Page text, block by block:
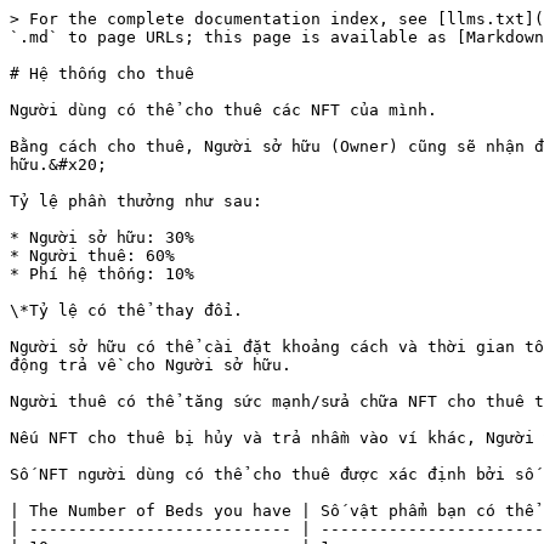
> For the complete documentation index, see
`.md` to page URLs; this page is available as
# Hệ thống cho thuê
Người dùng có thể cho thuê các NFT của mình.
Bằng cách cho thuê, Người sở hữu (Owner) cũng sẽ nhận
hữu.&#x20;
Tỷ lệ phần thưởng như sau:
* Người sở hữu: 30%
* Người thuê: 60%
* Phí hệ thống: 10%
\*Tỷ lệ có thể thay đổi.
Người sở hữu có thể cài đặt khoảng cách và thời gian
động trả về cho Người sở hữu.
Người thuê có thể tăng sức mạnh/sửa chữa NFT cho thuê
Nếu NFT cho thuê bị hủy và trả nhầm vào ví khác,
Số NFT người dùng có thể cho thuê được xác định bởi số
| The Number of Beds you have | Số vật phẩm bạn có thể
| --------------------------- |